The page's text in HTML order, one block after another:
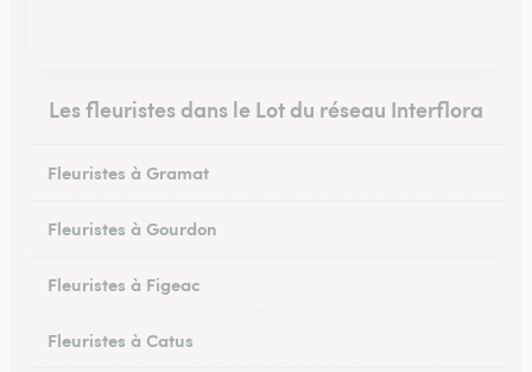
Les fleuristes dans le Lot du réseau Interflora
Fleuristes à Gramat
Fleuristes à Gourdon
Fleuristes à Figeac
Fleuristes à Catus